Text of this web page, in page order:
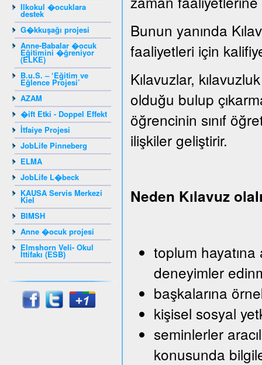
Ilkokul �ocuklara
destek
G�kkuşağı projesi
Anne-Babalar �ocuk
Eğitimini �ğreniyor
(ELKE)
B.u.S. – ‘Eğitim ve
Eğlence Projesi’
AZAM
�ift Etki - Doppel Effekt
İtfaiye Projesi
JobLife Pinneberg
ELMA
JobLife L�beck
KAUSA Servis Merkezi
Kiel
BIMSH
Anne �ocuk projesi
Elmshorn Veli- Okul
İttifakı (ESB)
Bunun yanında
faaliyetleri için
Kılavuzlar,
olduğu bulup
öğrencinin sınıf
ilişkiler geliştirir.
Neden Kılavuz
toplum hayatına
deneyimler
başkalarına
kişisel sosyal
seminlerler
konusunda